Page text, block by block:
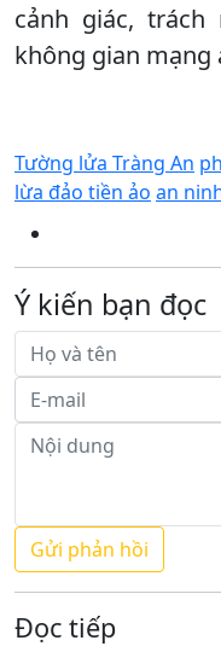
cảnh giác,
không gian mạng
Tường lửa Tràng An
lừa đảo tiền ảo an
Ý kiến bạn đọc
Đọc tiếp